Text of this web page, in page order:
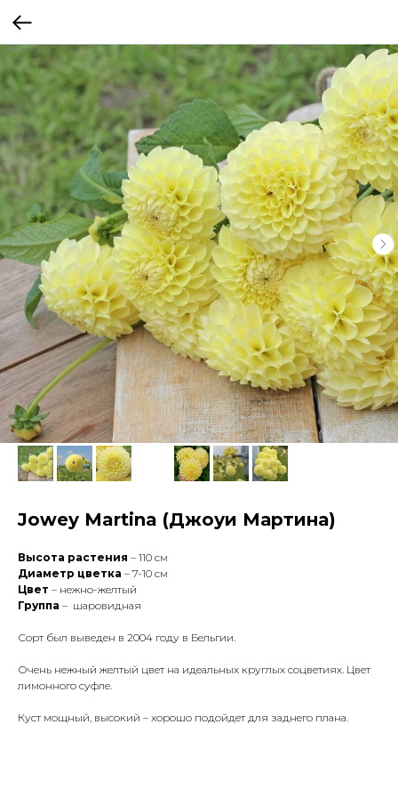
Jowey Martina (Джоуи Мартина)
Высота растения – 110 см
Диаметр цветка – 7-10 см
Цвет – нежно-желтый
Группа – шаровидная
Сорт был выведен в 2004 году в Бельгии.
Очень нежный желтый цвет на идеальных круглых соцветиях. Цвет
лимонного суфле.
Куст мощный, высокий – хорошо подойдет для заднего плана.